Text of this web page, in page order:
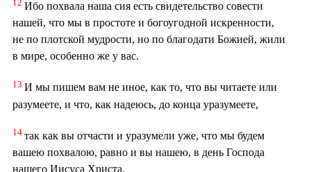
12 Ибо похвала наша сия есть свидетельство совести
нашей, что мы в простоте и богоугодной искренности,
не по плотской мудрости, но по благодати Божией, жили
в мире, особенно же у вас.
13 И мы пишем вам не иное, как то, что вы читаете или
разумеете, и что, как надеюсь, до конца уразумеете,
14 так как вы отчасти и уразумели уже, что мы будем
вашею похвалою, равно и вы нашею, в день Господа
нашего Иисуса Христа.